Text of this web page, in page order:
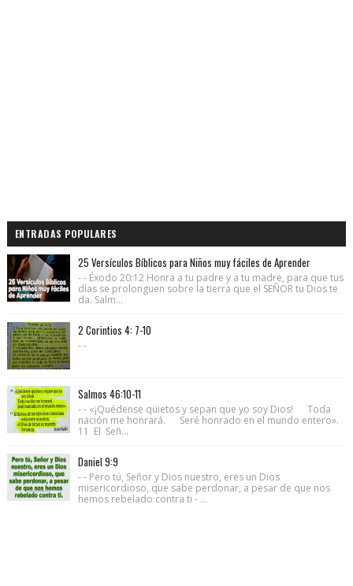
ENTRADAS POPULARES
25 Versículos Bíblicos para Niños muy fáciles de Aprender
- - Éxodo 20:12 Honra a tu padre y a tu madre, para que tus
días se prolonguen sobre la tierra que el SEÑOR tu Dios te
da. Salm...
2 Corintios 4: 7-10
- -
Salmos 46:10-11
- - «¡Quédense quietos y sepan que yo soy Dios! Toda
nación me honrará. Seré honrado en el mundo entero».
11 El Señ...
Daniel 9:9
- - Pero tú, Señor y Dios nuestro, eres un Dios
misericordioso, que sabe perdonar, a pesar de que nos
hemos rebelado contra ti - ...